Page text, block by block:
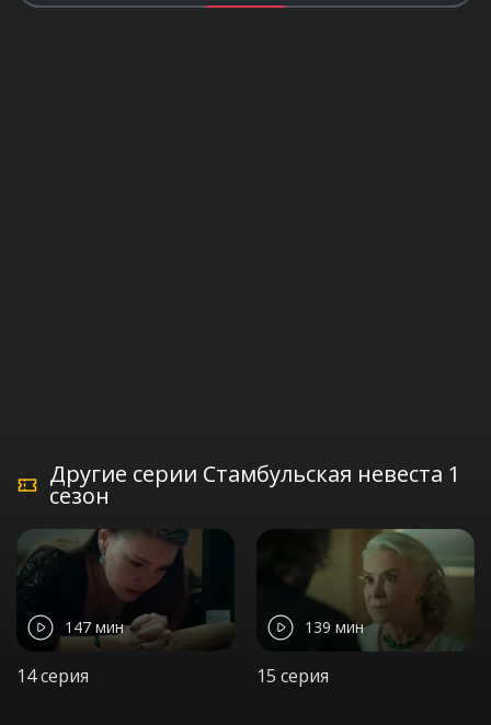
Другие серии Стамбульская невеста 1
сезон
147 мин
14 серия
139 мин
15 серия